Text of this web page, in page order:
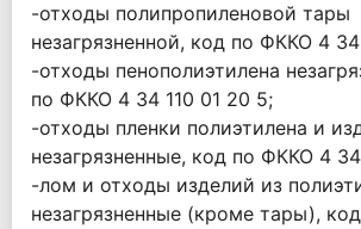
-отходы полипропиленовой тары
незагрязненной, код по ФККО 4
-отходы пенополиэтилена
по ФККО 4 34 110 01 20 5;
-отходы пленки полиэтилена и
незагрязненные, код по ФККО 4
-лом и отходы изделий из
незагрязненные (кроме тары),